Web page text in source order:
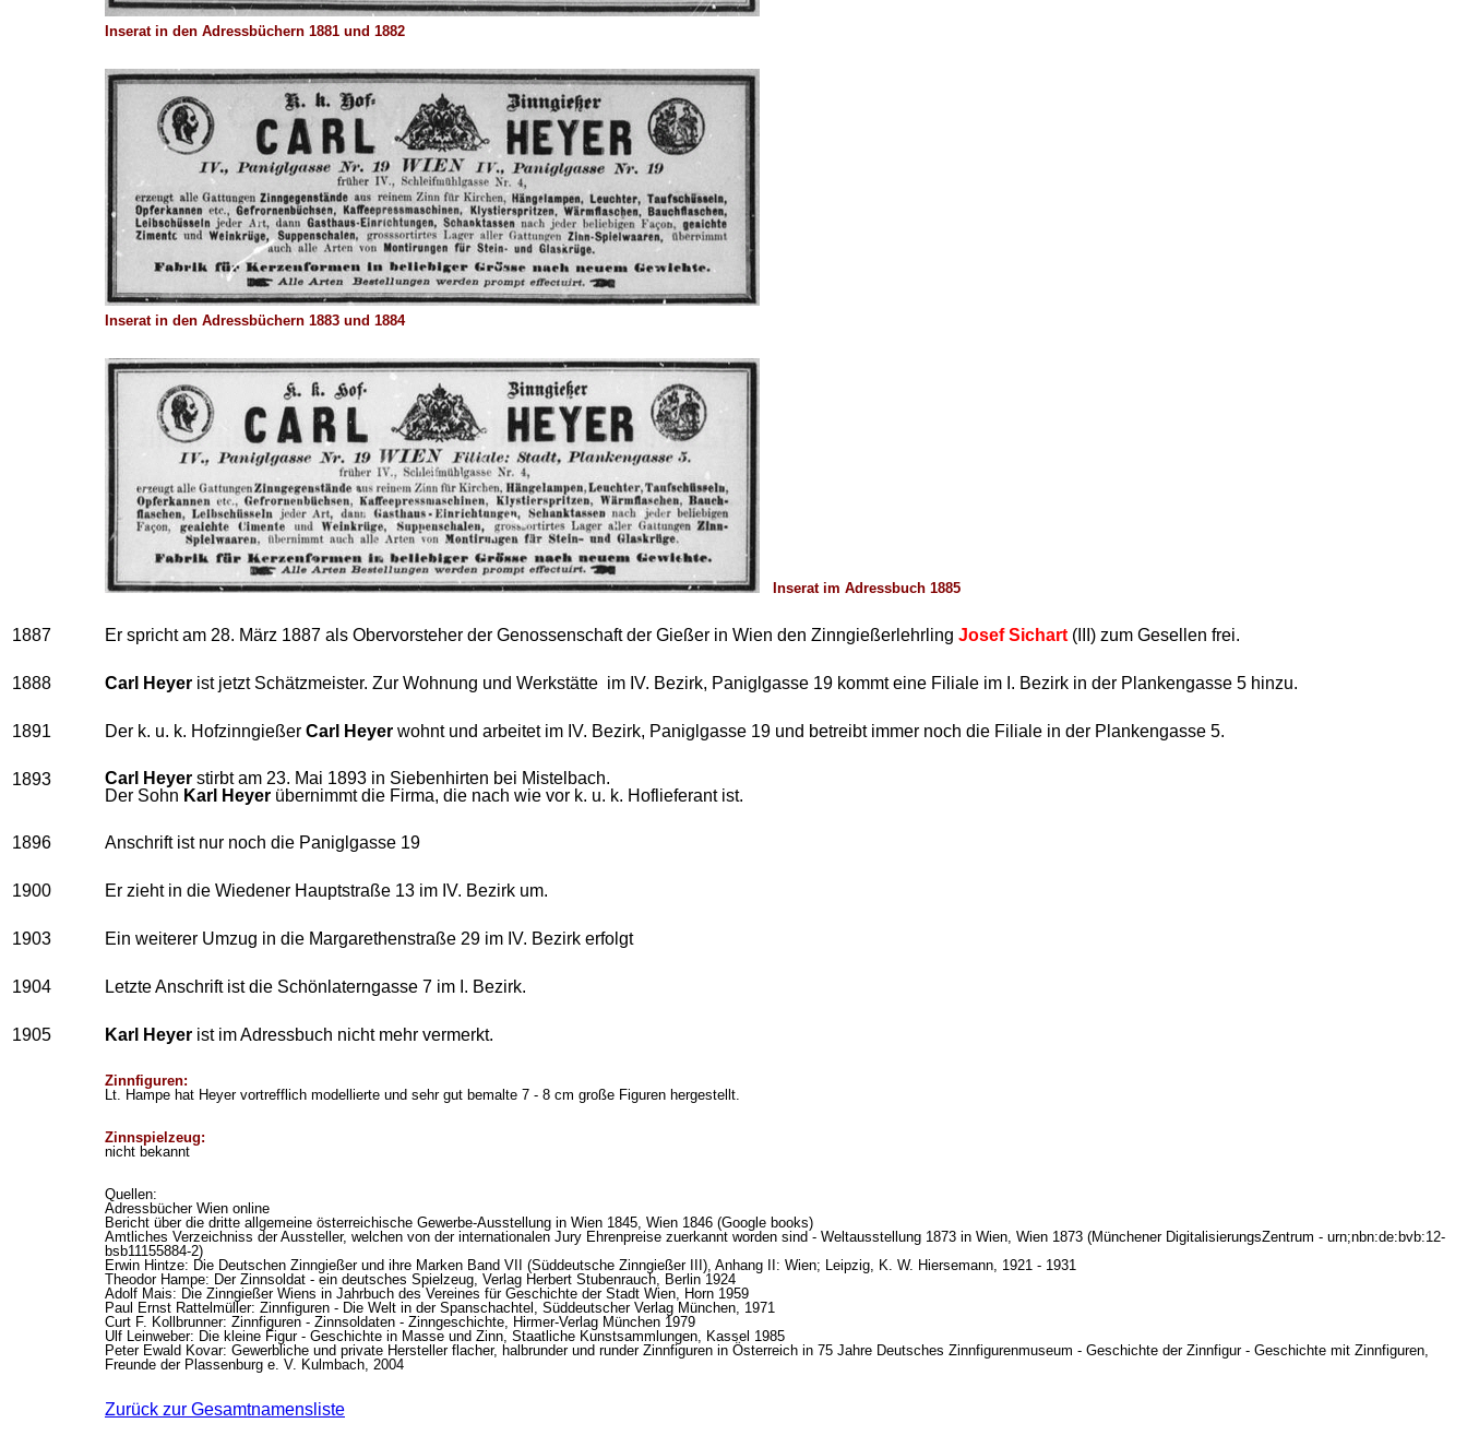
Inserat in den Adressbüchern 1881 und 1882
Inserat in den Adressbüchern 1883 und 1884
Inserat im Adressbuch 1885
1887 Er spricht am 28. März 1887 als Obervorsteher der Genossenschaft der Gießer in Wien den Zinngießerlehrling Josef Sichart (III) zum Gesellen frei.
1888 Carl Heyer ist jetzt Schätzmeister. Zur Wohnung und Werkstätte im IV. Bezirk, Paniglgasse 19 kommt eine Filiale im I. Bezirk in der Plankengasse 5 hinzu.
1891 Der k. u. k. Hofzinngießer Carl Heyer wohnt und arbeitet im IV. Bezirk, Paniglgasse 19 und betreibt immer noch die Filiale in der Plankengasse 5.
1893 Carl Heyer stirbt am 23. Mai 1893 in Siebenhirten bei Mistelbach.
Der Sohn Karl Heyer übernimmt die Firma, die nach wie vor k. u. k. Hoflieferant ist.
1896 Anschrift ist nur noch die Paniglgasse 19
1900 Er zieht in die Wiedener Hauptstraße 13 im IV. Bezirk um.
1903 Ein weiterer Umzug in die Margarethenstraße 29 im IV. Bezirk erfolgt
1904 Letzte Anschrift ist die Schönlaterngasse 7 im I. Bezirk.
1905 Karl Heyer ist im Adressbuch nicht mehr vermerkt.
Zinnfiguren:
Lt. Hampe hat Heyer vortrefflich modellierte und sehr gut bemalte 7 - 8 cm große Figuren hergestellt.
Zinnspielzeug:
nicht bekannt
Quellen:
Adressbücher Wien online
Bericht über die dritte allgemeine österreichische Gewerbe-Ausstellung in Wien 1845, Wien 1846 (Google books)
Amtliches Verzeichniss der Aussteller, welchen von der internationalen Jury Ehrenpreise zuerkannt worden sind - Weltausstellung 1873 in Wien, Wien 1873 (Münchener DigitalisierungsZentrum - urn;nbn:de:bvb:12-
bsb11155884-2)
Erwin Hintze: Die Deutschen Zinngießer und ihre Marken Band VII (Süddeutsche Zinngießer III), Anhang II: Wien; Leipzig, K. W. Hiersemann, 1921 - 1931
Theodor Hampe: Der Zinnsoldat - ein deutsches Spielzeug, Verlag Herbert Stubenrauch, Berlin 1924
Adolf Mais: Die Zinngießer Wiens in Jahrbuch des Vereines für Geschichte der Stadt Wien, Horn 1959
Paul Ernst Rattelmüller: Zinnfiguren - Die Welt in der Spanschachtel, Süddeutscher Verlag München, 1971
Curt F. Kollbrunner: Zinnfiguren - Zinnsoldaten - Zinngeschichte, Hirmer-Verlag München 1979
Ulf Leinweber: Die kleine Figur - Geschichte in Masse und Zinn, Staatliche Kunstsammlungen, Kassel 1985
Peter Ewald Kovar: Gewerbliche und private Hersteller flacher, halbrunder und runder Zinnfiguren in Österreich in 75 Jahre Deutsches Zinnfigurenmuseum - Geschichte der Zinnfigur - Geschichte mit Zinnfiguren,
Freunde der Plassenburg e. V. Kulmbach, 2004
Zurück zur Gesamtnamensliste